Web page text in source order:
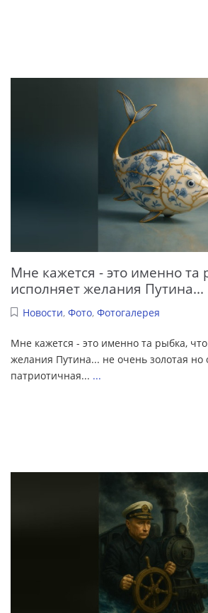
Мне кажется - это именно та
исполняет желания Путина...
Новости, Фото, Фотогалерея
Мне кажется - это именно та рыбка,
желания Путина... не очень золотая но
патриотичная... ...